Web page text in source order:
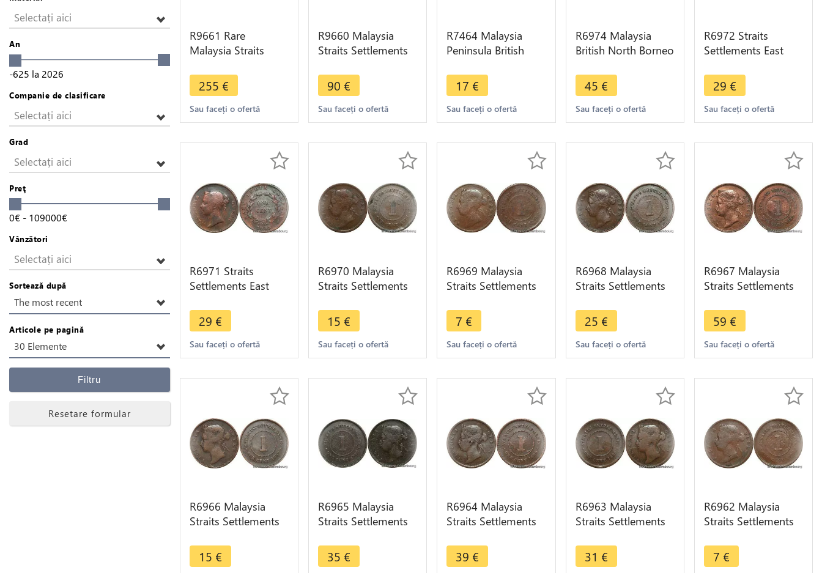
Selectați aici
An
-625 la 2026
Companie de clasificare
Selectați aici
Grad
Selectați aici
Preţ
0€ - 109000€
Vânzători
Selectați aici
Sortează după
The most recent
Articole pe pagină
30 Elemente
Filtru
Resetare formular
R9661 Rare
Malaysia Straits
Victoria 1898 Silver
AU ->Offer
255 €
Sau faceți o ofertă
R9660 Malaysia
Straits Settlements
1884 Crosslet Silver
>Offer
90 €
Sau faceți o ofertă
R7464 Malaysia
Peninsula British
Rooster AH 1247
1832 -> Offer
17 €
Sau faceți o ofertă
R6974 Malaysia
British North Borneo
Heaton -> Make
offer
45 €
Sau faceți o ofertă
R6972 Straits
Settlements East
Cent Victoria 1845 -
>Make offer
29 €
Sau faceți o ofertă
R6971 Straits
Settlements East
Cent Victoria 1845 -
>Make offer
29 €
Sau faceți o ofertă
R6970 Malaysia
Straits Settlements
1874 -> Make offer
15 €
Sau faceți o ofertă
R6969 Malaysia
Straits Settlements
1901 -> Make offer
7 €
Sau faceți o ofertă
R6968 Malaysia
Straits Settlements
1901 -> Make offer
25 €
Sau faceți o ofertă
R6967 Malaysia
Straits Settlements
1889 -> Make offer
59 €
Sau faceți o ofertă
R6966 Malaysia
Straits Settlements
1897 -> Make offer
15 €
R6965 Malaysia
Straits Settlements
1872 -> Make offer
35 €
R6964 Malaysia
Straits Settlements
1890 -> Make offer
39 €
R6963 Malaysia
Straits Settlements
1883 -> Make offer
31 €
R6962 Malaysia
Straits Settlements
1890 -> Make offer
7 €